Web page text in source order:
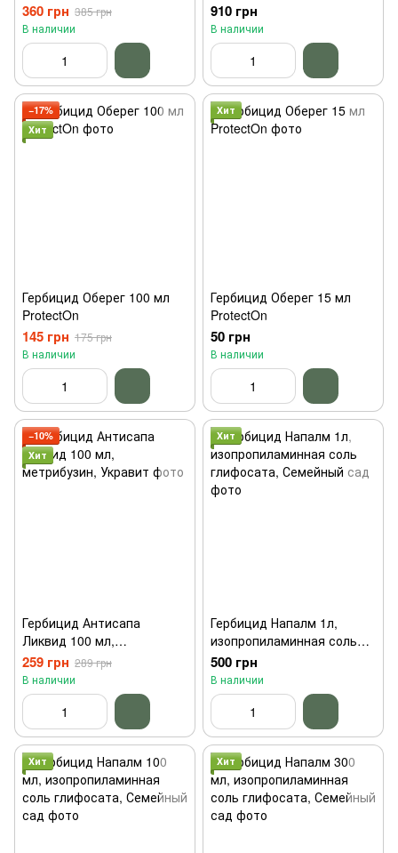
360 грн 385 грн
В наличии
910 грн
В наличии
−17%
Хит
Гербицид Оберег 100 мл
ProtectOn
145 грн 175 грн
В наличии
Хит
Гербицид Оберег 15 мл
ProtectOn
50 грн
В наличии
−10%
Хит
Гербицид Антисапа
Ликвид 100 мл,
метрибузин, Укравит
259 грн 289 грн
В наличии
Хит
Гербицид Напалм 1л,
изопропиламинная соль
глифосата, Семейный сад
500 грн
В наличии
Хит Хит